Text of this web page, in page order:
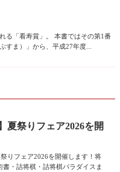
る「看寿賞」。 本書ではその第1番
すま）」から、平成27年度...
夏祭りフェア2026を開
りフェア2026を開催します！将
・詰将棋・詰将棋パラダイスま